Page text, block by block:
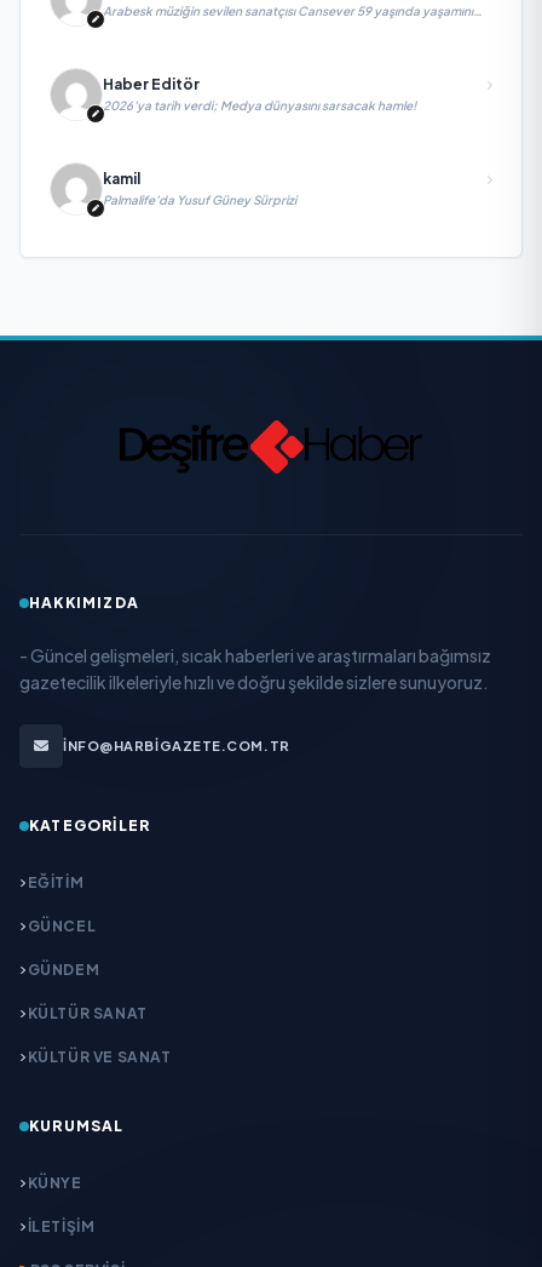
Arabesk müziğin sevilen sanatçısı Cansever 59 yaşında yaşamını
Haber Editör
2026’ya tarih verdi; Medya dünyasını sarsacak hamle!
kamil
Palmalife’da Yusuf Güney Sürprizi
HAKKIMIZDA
- Güncel gelişmeleri, sıcak haberleri ve araştırmaları bağımsız
gazetecilik ilkeleriyle hızlı ve doğru şekilde sizlere sunuyoruz.
INFO@HARBIGAZETE.COM.TR
KATEGORILER
EĞITIM
GÜNCEL
GÜNDEM
KÜLTÜR SANAT
KÜLTÜR VE SANAT
KURUMSAL
KÜNYE
İLETIŞIM